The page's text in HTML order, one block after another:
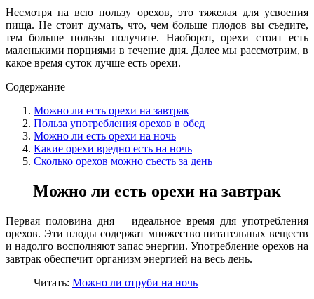
Несмотря на всю пользу орехов, это тяжелая для усвоения
пища. Не стоит думать, что, чем больше плодов вы съедите,
тем больше пользы получите. Наоборот, орехи стоит есть
маленькими порциями в течение дня. Далее мы рассмотрим, в
какое время суток лучше есть орехи.
Содержание
Можно ли есть орехи на завтрак
Польза употребления орехов в обед
Можно ли есть орехи на ночь
Какие орехи вредно есть на ночь
Сколько орехов можно съесть за день
Можно ли есть орехи на завтрак
Первая половина дня – идеальное время для употребления
орехов. Эти плоды содержат множество питательных веществ
и надолго восполняют запас энергии. Употребление орехов на
завтрак обеспечит организм энергией на весь день.
Читать: Можно ли отруби на ночь